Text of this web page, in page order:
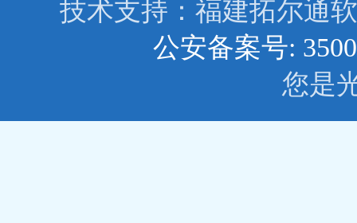
技术支持：福建拓尔
公安备案号:
您是